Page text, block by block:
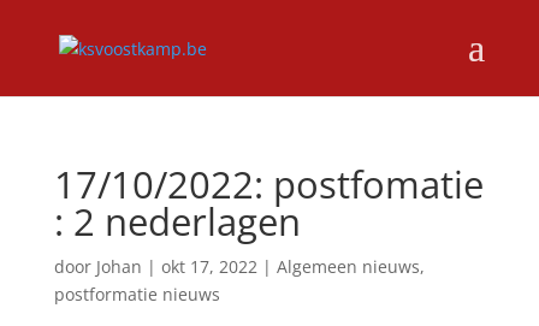
17/10/2022: postfomatie
: 2 nederlagen
door Johan | okt 17, 2022| Algemeen nieuws,
postformatie nieuws